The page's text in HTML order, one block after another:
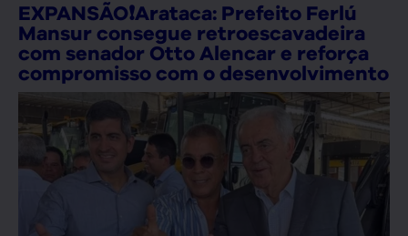
EXPANSÃO❗Arataca: Prefeito Ferlú
Mansur consegue retroescavadeira
com senador Otto Alencar e reforça
compromisso com o desenvolvimento